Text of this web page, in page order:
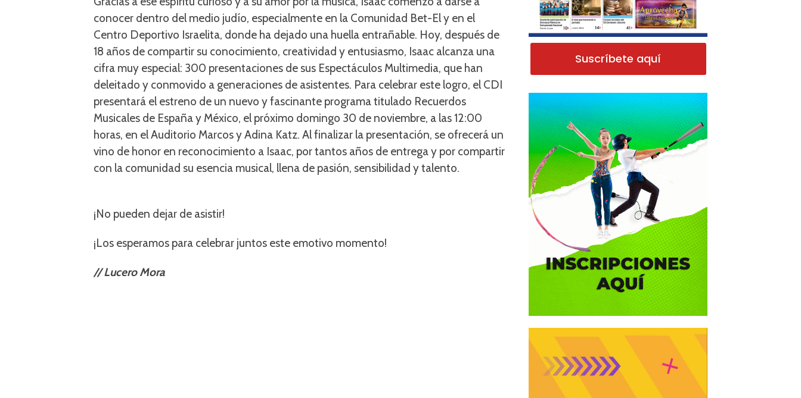
conocer dentro del medio judío, especialmente en la Comunidad Bet-El y en el
Centro Deportivo Israelita, donde ha dejado una huella entrañable. Hoy, después de
18 años de compartir su conocimiento, creatividad y entusiasmo, Isaac alcanza una
cifra muy especial: 300 presentaciones de sus Espectáculos Multimedia, que han
deleitado y conmovido a generaciones de asistentes. Para celebrar este logro, el CDI
presentará el estreno de un nuevo y fascinante programa titulado Recuerdos
Musicales de España y México, el próximo domingo 30 de noviembre, a las 12:00
horas, en el Auditorio Marcos y Adina Katz. Al finalizar la presentación, se ofrecerá un
vino de honor en reconocimiento a Isaac, por tantos años de entrega y por compartir
con la comunidad su esencia musical, llena de pasión, sensibilidad y talento.
¡No pueden dejar de asistir!
¡Los esperamos para celebrar juntos este emotivo momento!
// Lucero Mora
Suscríbete aquí